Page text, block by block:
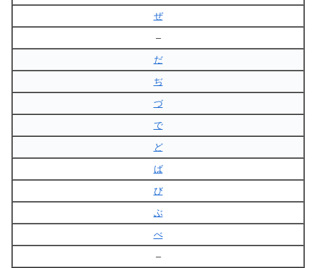
ぜ
–
だ
ぢ
づ
で
ど
ば
び
ぶ
べ
–